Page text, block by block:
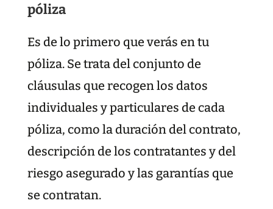
póliza
Es de lo primero que verás en tu
póliza. Se trata del conjunto de
cláusulas que recogen los datos
individuales y particulares de cada
póliza, como la duración del contrato,
descripción de los contratantes y del
riesgo asegurado y las garantías que
se contratan.